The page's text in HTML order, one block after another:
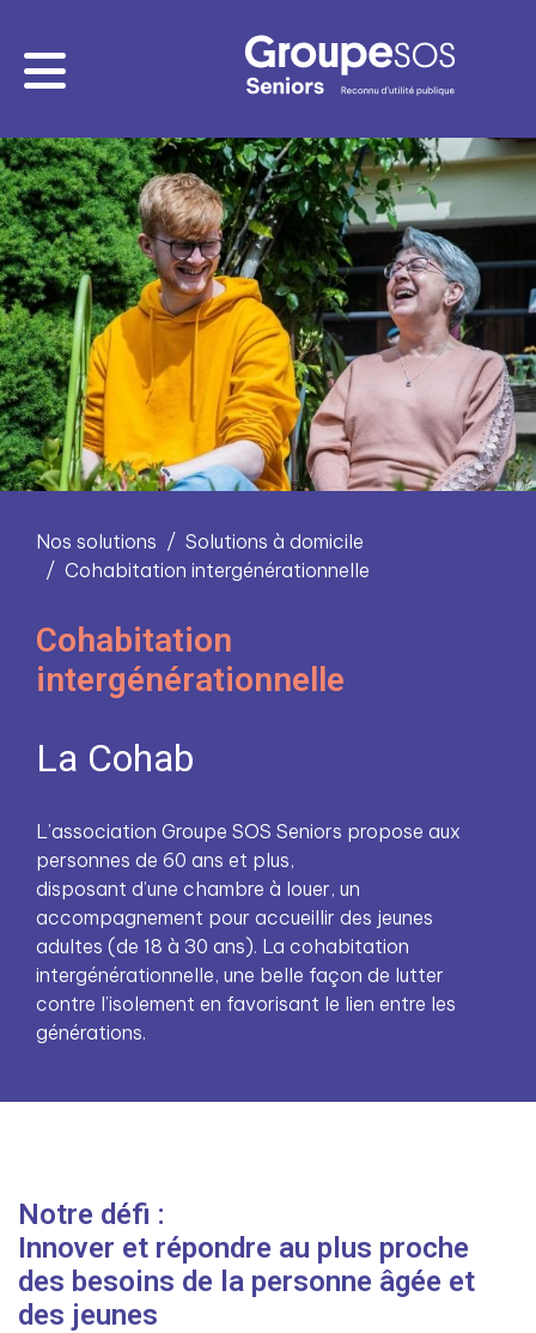
Nos solutions
Solutions à domicile
Cohabitation intergénérationnelle
Cohabitation
intergénérationnelle
La Cohab
L’association Groupe SOS Seniors propose aux
personnes de 60 ans et plus,
disposant d’une chambre à louer, un
accompagnement pour accueillir des jeunes
adultes (de 18 à 30 ans). La cohabitation
intergénérationnelle, une belle façon de lutter
contre l’isolement en favorisant le lien entre les
générations.
Notre défi :
Innover et répondre au plus proche
des besoins de la personne âgée et
des jeunes